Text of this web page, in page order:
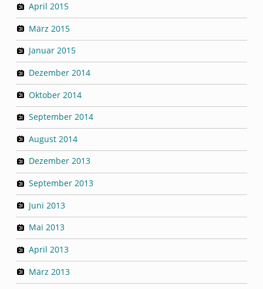
April 2015
März 2015
Januar 2015
Dezember 2014
Oktober 2014
September 2014
August 2014
Dezember 2013
September 2013
Juni 2013
Mai 2013
April 2013
März 2013